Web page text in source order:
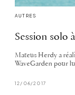
AUTRES
Session solo
Mateus Herdy a
WaveGarden pour
12/06/2017